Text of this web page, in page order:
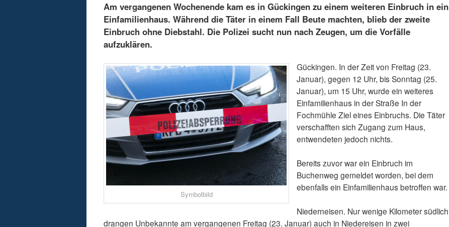
Am vergangenen Wochenende kam es in Gückingen zu einem weiteren Einbruch in ein
Einfamilienhaus. Während die Täter in einem Fall Beute machten, blieb der zweite
Einbruch ohne Diebstahl. Die Polizei sucht nun nach Zeugen, um die Vorfälle
aufzuklären.
Symbolbild
Gückingen. In der Zeit von Freitag (23.
Januar), gegen 12 Uhr, bis Sonntag (25.
Januar), um 15 Uhr, wurde ein weiteres
Einfamilienhaus in der Straße In der
Fochmühle Ziel eines Einbruchs. Die Täter
verschafften sich Zugang zum Haus,
entwendeten jedoch nichts.
Bereits zuvor war ein Einbruch im
Buchenweg gemeldet worden, bei dem
ebenfalls ein Einfamilienhaus betroffen war.
Niederneisen. Nur wenige Kilometer südlich
drangen Unbekannte am vergangenen Freitag (23. Januar) auch in Niedereisen in zwei